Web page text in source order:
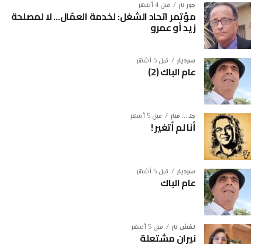
جور نار قبل 4 أشهر
مؤتمر اتحاد الشغل: لخدمة العمّال… لا لمصلحة
زيد أو عمرو
سرديار قبل 5 أشهر
عام الباك (2)
جلـ ... منار قبل 5 أشهر
أنا لم أتغير !
سرديار قبل 5 أشهر
عام الباك
لمْسُ نار قبل 5 أشهر
نيران مشتعلة